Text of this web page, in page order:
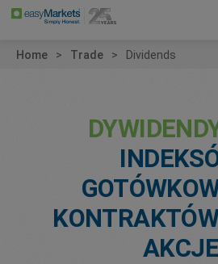
Home Trade Dividends
AKCJE